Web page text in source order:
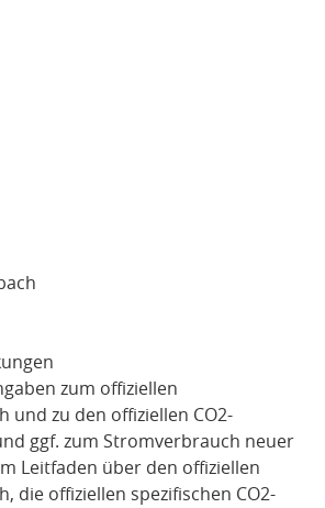
zum offiziellen
und zu den offiziellen CO2-
ggf. zum Stromverbrauch neuer
Leitfaden über den offiziellen
die offiziellen spezifischen CO2-